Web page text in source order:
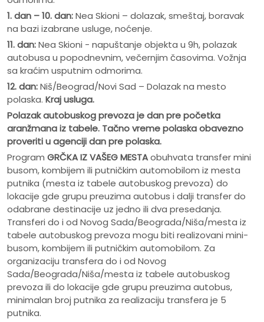
1. dan – 10. dan:Nea Skioni – dolazak, smeštaj, boravak
na bazi izabrane usluge, noćenje.
11. dan:Nea Skioni - napuštanje objekta u 9h, polazak
autobusa u popodnevnim, večernjim časovima. Vožnja
sa kraćim usputnim odmorima.
12. dan:Niš/Beograd/Novi Sad – Dolazak na mesto
polaska. Kraj usluga.
Polazak autobuskog prevoza je dan pre početka
aranžmana iz tabele. Tačno vreme polaska obavezno
proveriti u agenciji dan pre polaska.
Program GRČKA IZ VAŠEG MESTAobuhvata transfer mini
busom, kombijem ili putničkim automobilom iz mesta
putnika (mesta iz tabele autobuskog prevoza) do
lokacije gde grupu preuzima autobus i dalji transfer do
odabrane destinacije uz jedno ili dva presedanja.
Transferi do i od Novog Sada/Beograda/Niša/mesta iz
tabele autobuskog prevoza mogu biti realizovani mini-
busom, kombijem ili putničkim automobilom. Za
organizaciju transfera do i od Novog
Sada/Beograda/Niša/mesta iz tabele autobuskog
prevoza ili do lokacije gde grupu preuzima autobus,
minimalan broj putnika za realizaciju transfera je 5
putnika.